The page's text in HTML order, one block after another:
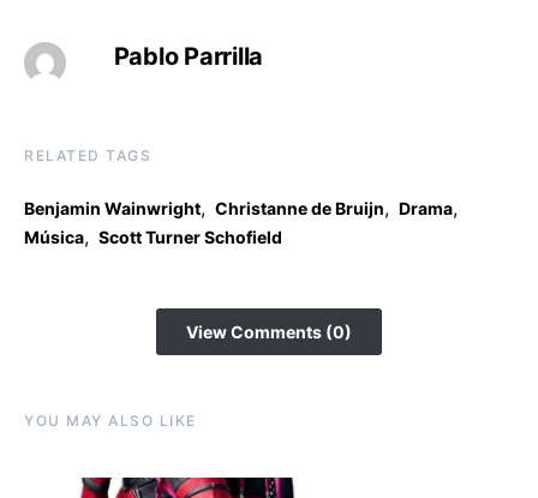
Pablo Parrilla
RELATED TAGS
Benjamin Wainwright, Christanne de Bruijn, Drama,
Música, Scott Turner Schofield
View Comments (0)
YOU MAY ALSO LIKE